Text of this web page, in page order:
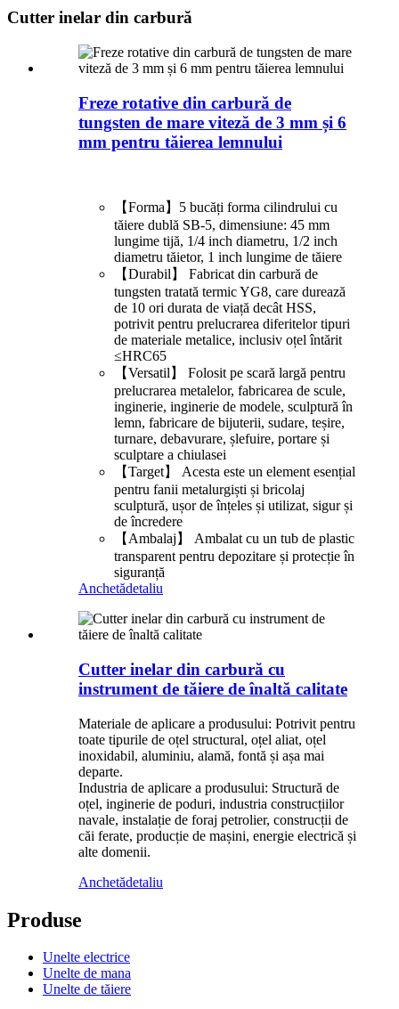
Cutter inelar din carbură
Freze rotative din carbură de
tungsten de mare viteză de 3 mm și 6
mm pentru tăierea lemnului
【Forma】5 bucăți forma cilindrului cu
tăiere dublă SB-5, dimensiune: 45 mm
lungime tijă, 1/4 inch diametru, 1/2 inch
diametru tăietor, 1 inch lungime de tăiere
【Durabil】 Fabricat din carbură de
tungsten tratată termic YG8, care durează
de 10 ori durata de viață decât HSS,
potrivit pentru prelucrarea diferitelor tipuri
de materiale metalice, inclusiv oțel întărit
≤HRC65
【Versatil】 Folosit pe scară largă pentru
prelucrarea metalelor, fabricarea de scule,
inginerie, inginerie de modele, sculptură în
lemn, fabricare de bijuterii, sudare, teșire,
turnare, debavurare, șlefuire, portare și
sculptare a chiulasei
【Target】 Acesta este un element esențial
pentru fanii metalurgiști și bricolaj
sculptură, ușor de înțeles și utilizat, sigur și
de încredere
【Ambalaj】 Ambalat cu un tub de plastic
transparent pentru depozitare și protecție în
siguranță
Anchetădetaliu
Cutter inelar din carbură cu
instrument de tăiere de înaltă calitate
Materiale de aplicare a produsului: Potrivit pentru
toate tipurile de oțel structural, oțel aliat, oțel
inoxidabil, aluminiu, alamă, fontă și așa mai
departe.
Industria de aplicare a produsului: Structură de
oțel, inginerie de poduri, industria construcțiilor
navale, instalație de foraj petrolier, construcții de
căi ferate, producție de mașini, energie electrică și
alte domenii.
Anchetădetaliu
Produse
Unelte electrice
Unelte de mana
Unelte de tăiere